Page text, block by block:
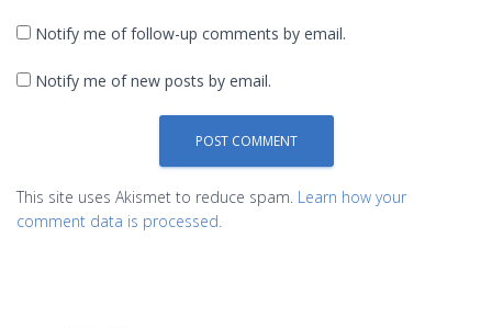
Notify me of follow-up comments by email.
Notify me of new posts by email.
This site uses Akismet to reduce spam. Learn how your
comment data is processed.